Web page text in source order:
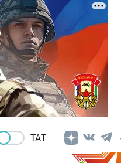
ТАТ